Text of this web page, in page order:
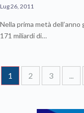
Lug 26, 2011
Nella prima metà
171 miliardi di…
1 2 3 ...